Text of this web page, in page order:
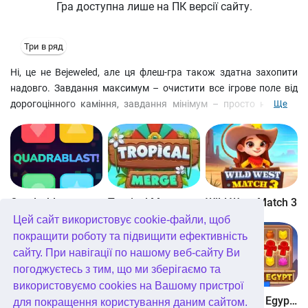
Цей сайт використовує cookie-файли, щоб
покращити роботу та підвищити ефективність
сайту. При навігації по нашому веб-сайту Ви
погоджуєтесь з тим, що ми зберігаємо та
використовуємо cookies на Вашому пристрої
для покращення користування даним сайтом.
Гра доступна лише на ПК версії сайту.
Три в ряд
Ні, це не Bejeweled, але ця флеш-гра також здатна захопити
надовго. Завдання максимум – очистити все ігрове поле від
дорогоцінного каміння, завдання мінімум – просто набрати
щоб вліво/вправо/вгору/вниз від обраної клітини знаходилося
хоча б два камені одного кольору.
Ще
Quadrablast Tropical Merge Wild West Match 3
Bubblez! Forest Match 4 Wonders of Egypt Match